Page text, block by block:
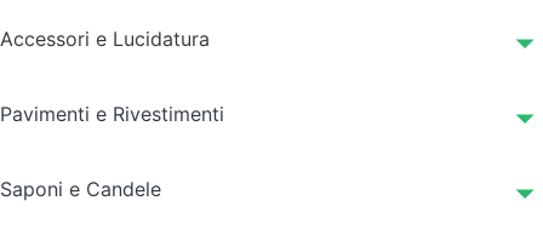
Accessori e Lucidatura
Pavimenti e Rivestimenti
Saponi e Candele